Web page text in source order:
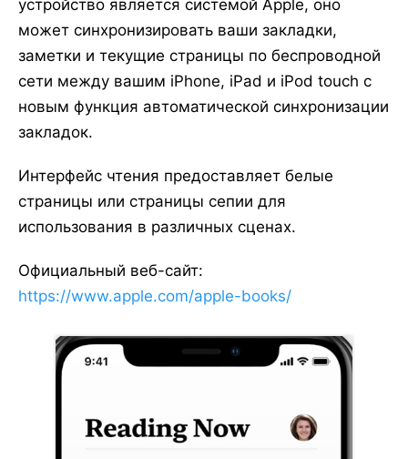
устройство является системой Apple, оно
может синхронизировать ваши закладки,
заметки и текущие страницы по беспроводной
сети между вашим iPhone, iPad и iPod touch с
новым функция автоматической синхронизации
закладок.
Интерфейс чтения предоставляет белые
страницы или страницы сепии для
использования в различных сценах.
Официальный веб-сайт:
https://www.apple.com/apple-books/